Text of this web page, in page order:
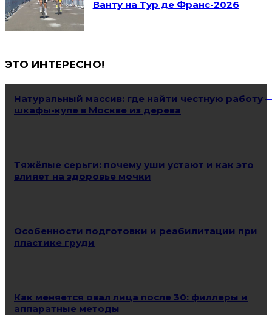
Ванту на Тур де Франс-2026
ЭТО ИНТЕРЕСНО!
Натуральный массив: где найти честную работу
шкафы-купе в Москве из дерева
Тяжёлые серьги: почему уши устают и как это
влияет на здоровье мочки
Особенности подготовки и реабилитации при
пластике груди
Как меняется овал лица после 30: филлеры и
аппаратные методы